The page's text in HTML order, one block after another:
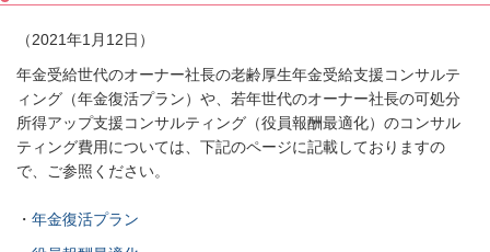
（2021年1月12日）
年金受給世代のオーナー社長の老齢厚生年金受給支援コンサルテ
ィング（年金復活プラン）や、若年世代のオーナー社長の可処分
所得アップ支援コンサルティング（役員報酬最適化）のコンサル
ティング費用については、下記のページに記載しておりますの
で、ご参照ください。
・ 年金復活プラン